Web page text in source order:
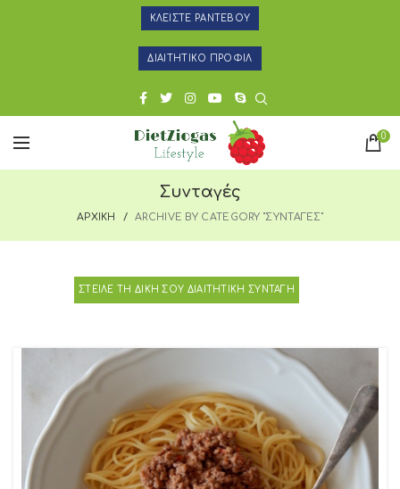
ΚΛΕΙΣΤΕ ΡΑΝΤΕΒΟΥ
ΔΙΑΙΤΗΤΙΚΟ ΠΡΟΦΙΛ
0
Συνταγές
ΑΡΧΙΚΗ ARCHIVE BY CATEGORY "ΣΥΝΤΑΓΕΣ"
ΣΤΕΙΛΕ ΤΗ ΔΙΚΗ ΣΟΥ ΔΙΑΙΤΗΤΙΚΗ ΣΥΝΤΑΓΗ